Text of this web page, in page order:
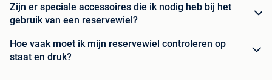
Zijn er speciale accessoires die ik nodig heb bij het
gebruik van een reservewiel?
Hoe vaak moet ik mijn reservewiel controleren op
staat en druk?